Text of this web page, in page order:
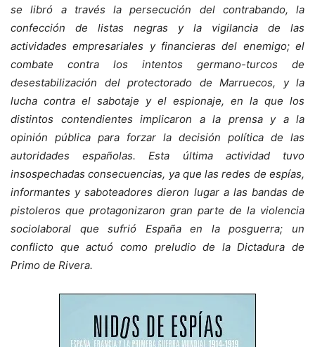
se libró a través la persecución del contrabando, la
confección de listas negras y la vigilancia de las
actividades empresariales y financieras del enemigo; el
combate contra los intentos germano-turcos de
desestabilización del protectorado de Marruecos, y la
lucha contra el sabotaje y el espionaje, en la que los
distintos contendientes implicaron a la prensa y a la
opinión pública para forzar la decisión política de las
autoridades españolas. Esta última actividad tuvo
insospechadas consecuencias, ya que las redes de espías,
informantes y saboteadores dieron lugar a las bandas de
pistoleros que protagonizaron gran parte de la violencia
sociolaboral que sufrió España en la posguerra; un
conflicto que actuó como preludio de la Dictadura de
Primo de Rivera.